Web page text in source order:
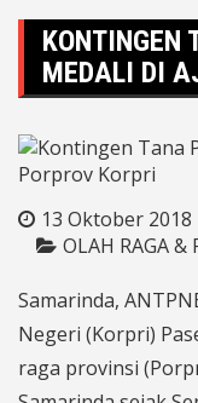
KONTINGEN
MEDALI DI
13 Oktober 2018
OLAH RAGA &
Samarinda,
Negeri (Korpri)
raga provinsi